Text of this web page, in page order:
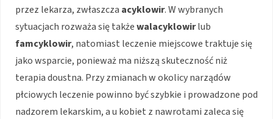
przez lekarza, zwłaszcza acyklowir. W wybranych
sytuacjach rozważa się takżewalacyklowirlub
famcyklowir, natomiast leczenie miejscowe traktuje się
jako wsparcie, ponieważ ma niższą skuteczność niż
terapia doustna. Przy zmianach w okolicy narządów
płciowych leczenie powinno być szybkie i prowadzone pod
nadzorem lekarskim, a u kobiet z nawrotami zaleca się